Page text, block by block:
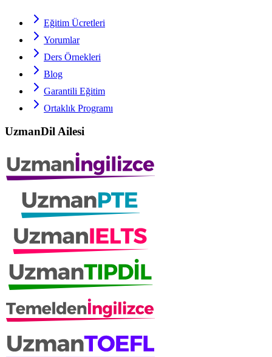
Eğitim Ücretleri
Yorumlar
Ders Örnekleri
Blog
Garantili Eğitim
Ortaklık Programı
UzmanDil Ailesi